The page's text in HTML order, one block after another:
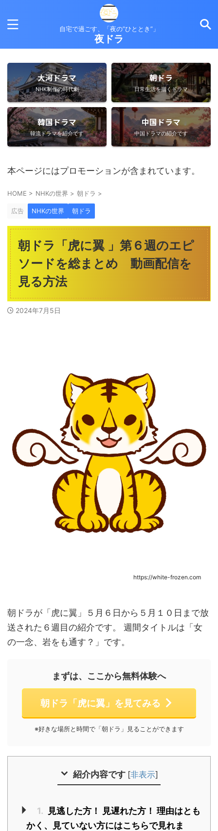
自宅で過ごす、「夜の”ひととき”」
夜ドラ
大河ドラマ
NHK制作の時代劇
朝ドラ
日常生活を描くドラマ
韓国ドラマ
韓流ドラマを紹介です
中国ドラマ
中国ドラマの紹介です
本ページにはプロモーションが含まれています。
HOME > NHKの世界 > 朝ドラ >
広告 NHKの世界 朝ドラ
朝ドラ「虎に翼 」第６週のエピ
ソードを総まとめ 動画配信を
見る方法
2024年7月5日
https://white-frozen.com
朝ドラが「虎に翼」５月６日から５月１０日まで放
送された６週目の紹介です。 週間タイトルは「女
の一念、岩をも通す？」です。
まずは、ここから無料体験へ
朝ドラ「虎に翼」を見てみる
※好きな場所と時間で「朝ドラ」見ることができます
紹介内容です [非表示]
1.
見逃した方！ 見遅れた方！ 理由はとも
かく、見ていない方にはこちらで見れま